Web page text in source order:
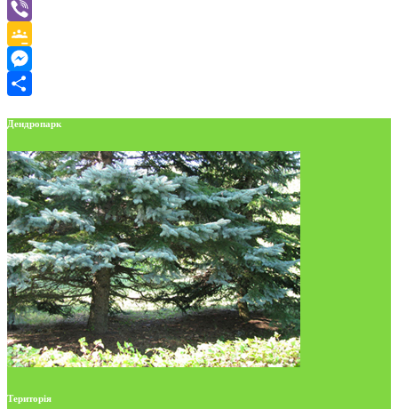
Email
Viber
Google
Classroom
Messenger
Дендропарк
Територія